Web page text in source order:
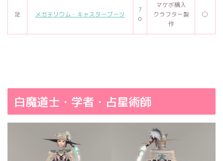
足 メガテリウム・キャスターブーツ
7
0
マケボ購入
クラフター製
作
◯
白魔道士・学者・占星術師